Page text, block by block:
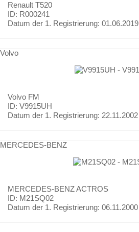
Renault T520
ID: R000241
Datum der 1. Registrierung: 01.06.2019
Volvo
Volvo FM
ID: V9915UH
Datum der 1. Registrierung: 22.11.2002
MERCEDES-BENZ
MERCEDES-BENZACTROS
ID: M21SQ02
Datum der 1. Registrierung: 06.11.2000